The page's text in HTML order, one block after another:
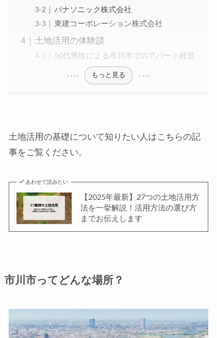
パナソニック株式会社
東建コーポレーション株式会社
土地活用の体験談
50代男性による市川市でのアパート経営
もっと見る
土地活用の基礎について知りたい人はこちらの記
事をご覧ください。
あわせて読みたい
【2025年最新】27つの土地活用方
法を一挙解説！活用方法の選び方
までお伝えします
市川市ってどんな場所？